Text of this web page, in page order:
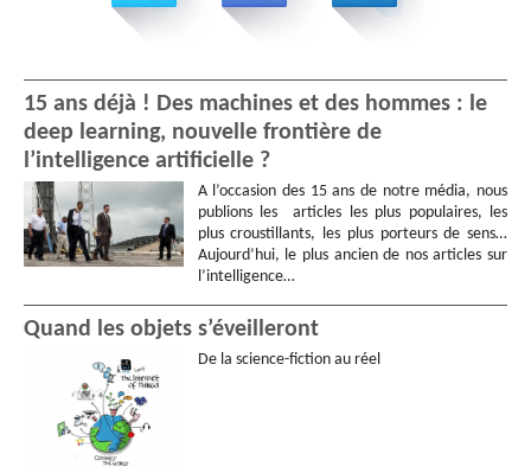
15 ans déjà ! Des machines et des hommes : le
deep learning, nouvelle frontière de
l’intelligence artificielle ?
A l’occasion des 15 ans de notre média, nous
publions les articles les plus populaires, les
plus croustillants, les plus porteurs de sens…
Aujourd’hui, le plus ancien de nos articles sur
l’intelligence…
Quand les objets s’éveilleront
De la science-fiction au réel